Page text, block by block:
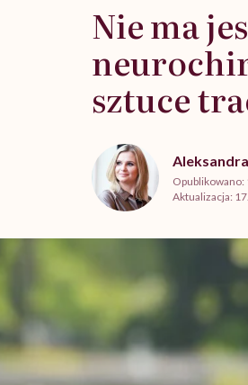
Nie ma
sztuce
Opublikowano:
Aktualizacja: